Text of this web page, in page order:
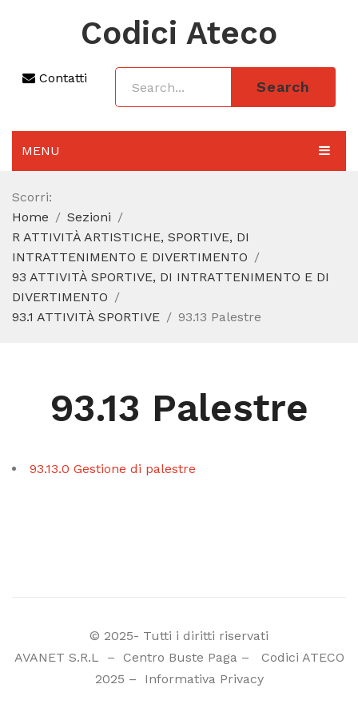
Codici Ateco
Contatti
Search
MENU
AGGIORNAMENTO 2025
SEZIONI
CODICE ATECO A COSA SERVE
REGIME FORFETTARIO
CODICE FISCALE
Scorri:
Home
Sezioni
R ATTIVITÀ ARTISTICHE, SPORTIVE, DI
INTRATTENIMENTO E DIVERTIMENTO
93 ATTIVITÀ SPORTIVE, DI INTRATTENIMENTO E DI
DIVERTIMENTO
93.1 ATTIVITÀ SPORTIVE
93.13 Palestre
93.13 Palestre
93.13.0 Gestione di palestre
© 2025- Tutti i diritti riservati
AVANET S.R.L
– Centro Buste Paga– Codici ATECO
2025 – Informativa Privacy